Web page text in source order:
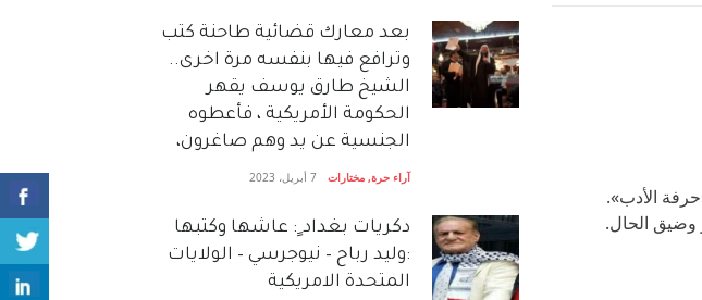
الأدب».
وضيق الحال.
بعد معارك قضائية طاحنة كتب
وترافع فيها بنفسه مرة اخرى..
الشيخ طارق يوسف يقهر
الحكومة الأمريكية ، فأعطوه
الجنسية عن يد وهم صاغرون،
آراء حرة, مختارات 7 أبريل، 2023
دكريات بغداد ٍ: عاشها وكتبها
:وليد رباح – نيوجرسي – الولايات
المتحدة الامريكية